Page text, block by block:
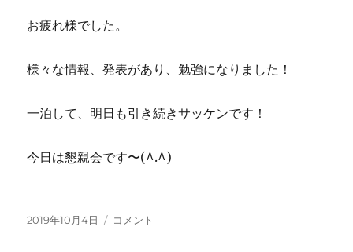
お疲れ様でした。
様々な情報、発表があり、勉強になりました！
一泊して、明日も引き続きサッケンです！
今日は懇親会です〜(^.^)
投
2019年10月4日
サ
コメント